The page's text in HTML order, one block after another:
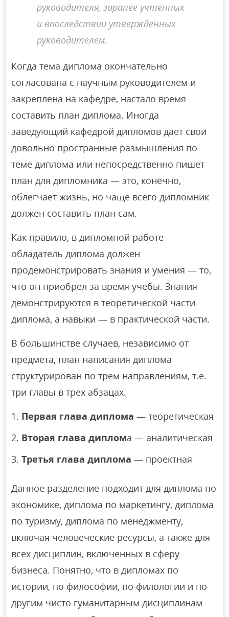
руководителя, заранее учтенных
и впоследствии утвержденных
руководителем.
Когда тема диплома окончательно
согласована с научным руководителем и
закреплена на кафедре, настало время
составить план диплома. Иногда
заведующий кафедрой дипломов дает свои
довольно пространные размышления по
теме диплома или непосредственно пишет
план для дипломника — это, конечно,
облегчает жизнь, но чаще всего дипломник
должен составить план сам.
Как правило, в дипломной работе
обладатель диплома должен
продемонстрировать знания и умения — то,
что он приобрел за время учебы. Знания
демонстрируются в теоретической части
диплома, а навыки — в практической части.
В большинстве случаев, независимо от
предмета, план написания диплома
структурирован по трем направлениям, т.е.
три главы в трех абзацах.
Первая глава диплома — теоретическая
Вторая глава диплома — аналитическая
Третья глава диплома — проектная
Данное разделение подходит для диплома по
экономике, диплома по маркетингу, диплома
по туризму, диплома по менеджменту,
включая человеческие ресурсы, а также для
всех дисциплин, включенных в сферу
бизнеса. Понятно, что в дипломах по
истории, по философии, по филологии и по
другим чисто гуманитарным дисциплинам